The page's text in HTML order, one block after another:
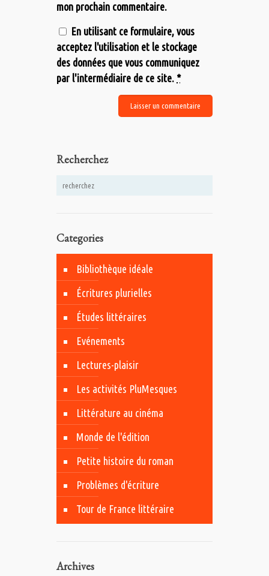
mon prochain commentaire.
En utilisant ce formulaire, vous
acceptez l'utilisation et le stockage
des données que vous communiquez
par l'intermédiaire de ce site. *
Recherchez
Categories
Bibliothèque idéale
Écritures plurielles
Études littéraires
Evénements
Lectures-plaisir
Les activités PluMesques
Littérature au cinéma
Monde de l'édition
Petite histoire du roman
Problèmes d'écriture
Tour de France littéraire
Archives